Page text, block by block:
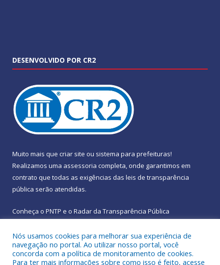
DESENVOLVIDO POR CR2
Muito mais que criar site ou sistema para prefeituras!
Realizamos uma assessoria completa, onde garantimos em
contrato que todas as exigências das leis de transparência
pública serão atendidas.
Conheça o PNTP e o Radar da Transparência Pública
Todos os direitos reservados a Prefeitura Municipal de
Nós usamos cookies para melhorar sua experiência de
navegação no portal. Ao utilizar nosso portal, você
concorda com a política de monitoramento de cookies.
Para ter mais informações sobre como isso é feito, acesse